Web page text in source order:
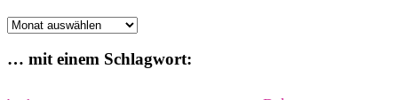
…
Archiv:
… mit einem Schlagwort: